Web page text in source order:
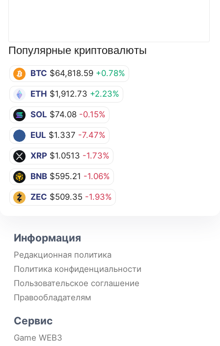
Популярные криптовалюты
BTC $64,818.59 +0.78%
ETH $1,912.73 +2.23%
SOL $74.08 -0.15%
EUL $1.337 -7.47%
XRP $1.0513 -1.73%
BNB $595.21 -1.06%
ZEC $509.35 -1.93%
Информация
Редакционная политика
Политика конфиденциальности
Пользовательское соглашение
Правообладателям
Сервис
Game WEB3